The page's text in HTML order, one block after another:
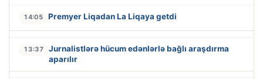
14:05 Premyer Liqadan La Liqaya getdi
13:37
Jurnalistlərə hücum edənlərlə bağlı araşdırma
aparılır